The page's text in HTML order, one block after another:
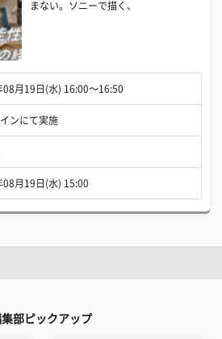
まない。ソニーで描く、
08月19日(水) 16:00〜16:50
ンにて実施
08月19日(水) 15:00
部ピックアップ